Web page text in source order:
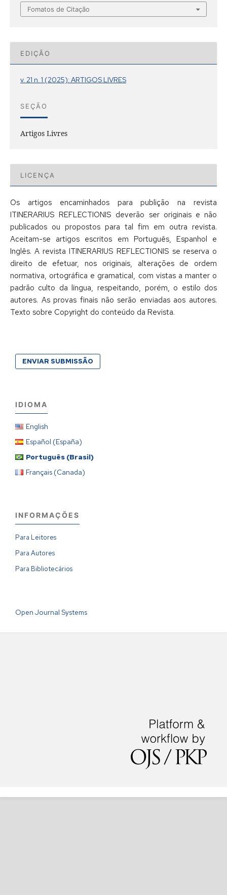
Fomatos de Citação
EDIÇÃO
v. 21 n. 1 (2025): ARTIGOS LIVRES
SEÇÃO
Artigos Livres
LICENÇA
Os artigos encaminhados para publição na revista
ITINERARIUS REFLECTIONIS deverão ser originais e não
publicados ou propostos para tal fim em outra revista.
Aceitam-se artigos escritos em Português, Espanhol e
Inglês. A revista ITINERARIUS REFLECTIONIS se reserva o
direito de efetuar, nos originais, alterações de ordem
normativa, ortográfica e gramatical, com vistas a manter o
padrão culto da língua, respeitando, porém, o estilo dos
autores. As provas finais não serão enviadas aos autores.
Texto sobre Copyright do conteúdo da Revista.
ENVIAR SUBMISSÃO
IDIOMA
English
Español (España)
Português (Brasil)
Français (Canada)
INFORMAÇÕES
Para Leitores
Para Autores
Para Bibliotecários
Open Journal Systems